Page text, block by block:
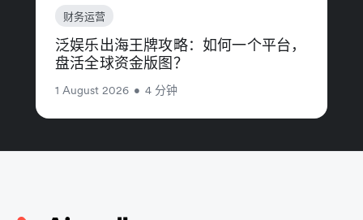
财务运营
泛娱乐出海王牌攻略：如何一个平台，
盘活全球资金版图？
1 August 2026 • 4 分钟